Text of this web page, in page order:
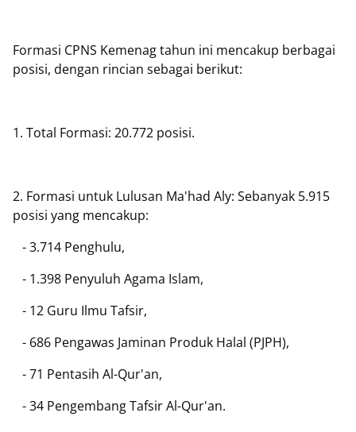
Formasi CPNS Kemenag tahun ini mencakup berbagai
posisi, dengan rincian sebagai berikut:
1. Total Formasi: 20.772 posisi.
2. Formasi untuk Lulusan Ma'had Aly: Sebanyak 5.915
posisi yang mencakup:
- 3.714 Penghulu,
- 1.398 Penyuluh Agama Islam,
- 12 Guru Ilmu Tafsir,
- 686 Pengawas Jaminan Produk Halal (PJPH),
- 71 Pentasih Al-Qur'an,
- 34 Pengembang Tafsir Al-Qur'an.